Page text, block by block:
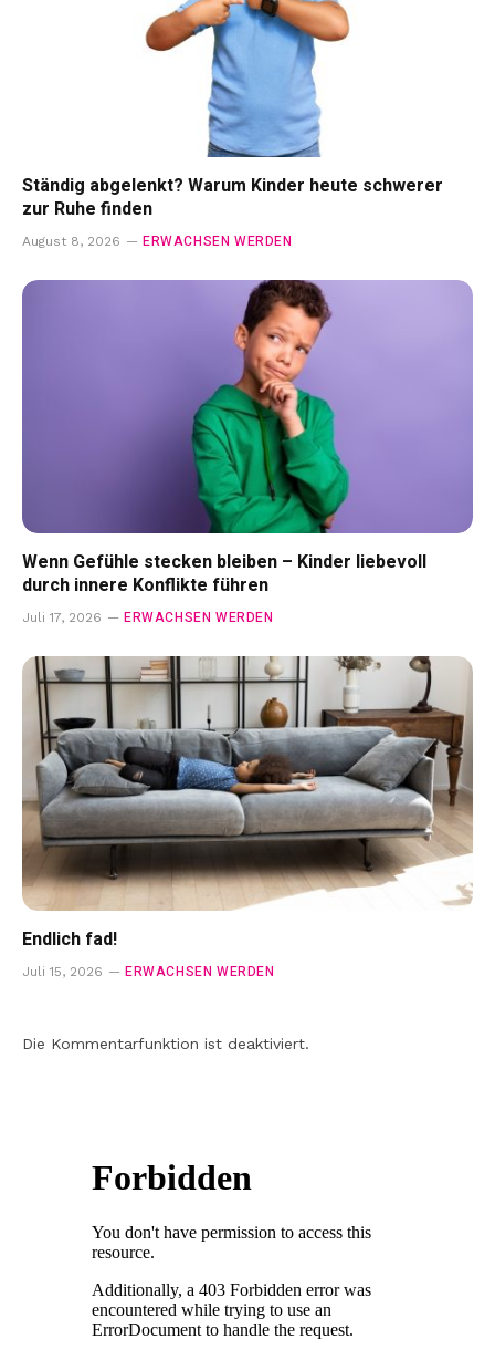
Ständig abgelenkt? Warum Kinder heute schwerer
zur Ruhe finden
August 8, 2026 ERWACHSEN WERDEN
Wenn Gefühle stecken bleiben – Kinder liebevoll
durch innere Konflikte führen
Juli 17, 2026 ERWACHSEN WERDEN
Endlich fad!
Juli 15, 2026 ERWACHSEN WERDEN
Die Kommentarfunktion ist deaktiviert.